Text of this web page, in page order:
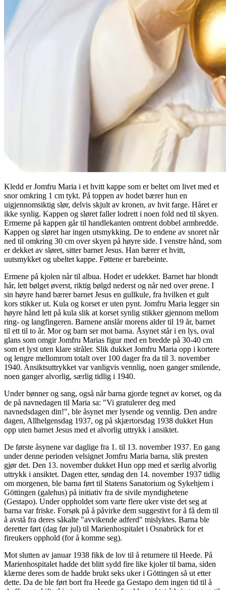
Kledd er Jomfru Maria i et hvitt kappe som er beltet om livet med et
snor omkring 1 cm tykt. På toppen av hodet bærer hun en
uigjennomsiktig slør, delvis skjult av kronen, av hvit farge. Håret er
ikke synlig. Kappen og sløret faller lodrett i noen fold ned til skyen.
Ermerne på kappen går til handlekanten omtrent dobbel armbredde.
Kappen og sløret har ingen utsmykking. De to endene av snoret når
ned til omkring 30 cm over skyen på høyre side. I venstre hånd, som
er dekket av sløret, sitter barnet Jesus. Han bærer et hvitt,
uutsmykket og ubeltet kappe. Føttene er barebeinte.
Ermene på kjolen når til albua. Hodet er udekket. Barnet har blondt
hår, lett bølget øverst, riktig bølgd nederst og når ned over ørene. I
sin høyre hand bærer barnet Jesus en gullkule, fra hvilken et gult
kors stikker ut. Kula og korset er uten pynt. Jomfru Maria legger sin
høyre hånd lett på kula slik at korset synlig stikker gjennom mellom
ring- og langfingeren. Barnene anslår morens alder til 19 år, barnet
til ett til to år. Mor og barn ser mot barna. Åsynet står i en lys, oval
glans som omgir Jomfru Marias figur med en bredde på 30-40 cm
som et lyst uten klare stråler. Slik dukket Jomfru Maria opp i kortere
og lengre mellomrom totalt over 100 dager fra da til 3. november
1940. Ansiktsuttrykket var vanligvis vennlig, noen ganger smilende,
noen ganger alvorlig, særlig tidlig i 1940.
Under bønner og sang, også når barna gjorde tegnet av korset, og da
de på navnedagen til Maria sa: "Vi gratulerer deg med
navnedsdagen din!", ble åsynet mer lysende og vennlig. Den andre
dagen, Allhelgensdag 1937, og på skjærtorsdag 1938 dukket Hun
opp uten barnet Jesus med et alvorlig uttrykk i ansiktet.
De første åsynene var daglige fra 1. til 13. november 1937. En gang
under denne perioden velsignet Jomfru Maria barna, slik presten
gjør det. Den 13. november dukket Hun opp med et særlig alvorlig
uttrykk i ansiktet. Dagen etter, søndag den 14. november 1937 tidlig
om morgenen, ble barna ført til Statens Sanatorium og Sykehjem i
Göttingen (galehus) på initiativ fra de sivile myndighetene
(Gestapo). Under oppholdet som varte flere uker viste det seg at
barna var friske. Forsøk på å påvirke dem suggestivt for å få dem til
å avstå fra deres såkalte "avvikende adferd" mislyktes. Barna ble
deretter ført (dag før jul) til Marienhospitalet i Osnabrück for et
fireukers opphold (for å komme seg).
Mot slutten av januar 1938 fikk de lov til å returnere til Heede. På
Marienhospitalet hadde det blitt sydd fire like kjoler til barna, siden
klærne deres som de hadde brukt seks uker i Göttingen så ut etter
dette. Da de ble ført bort fra Heede ga Gestapo dem ingen tid til å